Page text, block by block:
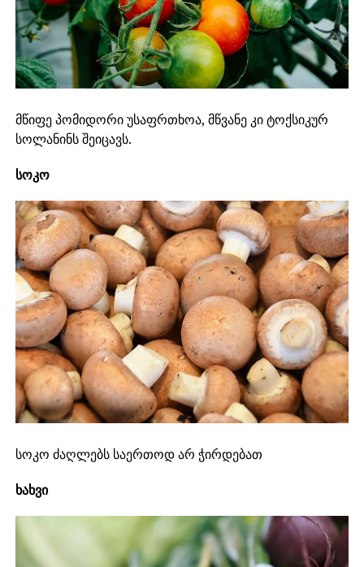
მწიფე პომიდორი უსაფრთხოა, მწვანე კი ტოქსიკურ
სოლანინს შეიცავს.
სოკო
სოკო ძაღლებს საერთოდ არ ჭირდებათ
ხახვი